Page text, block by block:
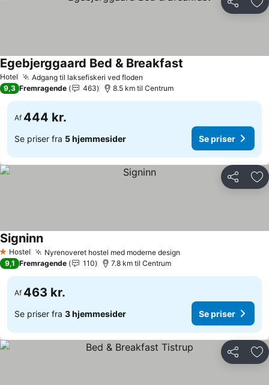
Del
Hotel Adgang til laksefiskeri ved floden
Egebjerggaard Bed & Breakfast
9,3 Fremragende 463 8.5 km til Centrum
Af 444 kr.
Se priser fra 5 hjemmesider Se priser
Del
1 Stjerner
Hostel Nyrenoveret hostel med moderne design
SigninnSe priser
9,1 Fremragende 110 7.8 km til Centrum
Af 463 kr.
Se priser fra 3 hjemmesider Se priser
Del